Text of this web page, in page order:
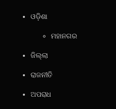
ଓଡ଼ିଶା
ମହାନଗର
ଜିଲ୍ଲା
ରାଜନୀତି
ଅପରାଧ